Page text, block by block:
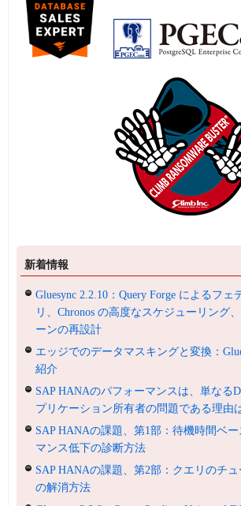
新着情報
Gluesync 2.2.10：Query Forge によるフ
リ、Chronos の高度なスケジューリング
ーンの再設計
エッジでのデータマスキングと変換：
紹介
SAP HANAのパフォーマンスは、単なる
プリケーション所有者の問題である理由
SAP HANAの課題、第1部：待機時間ベ
マンス低下の診断方法
SAP HANAの課題、第2部：クエリのチ
の解消方法